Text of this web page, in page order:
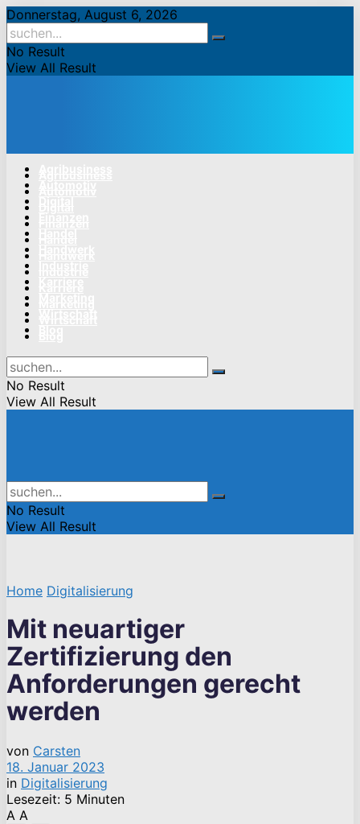
Donnerstag, August 6, 2026
No Result
View All Result
No Result
View All Result
No Result
View All Result
Home Digitalisierung
Mit neuartiger
Zertifizierung den
Anforderungen gerecht
werden
von Carsten
18. Januar 2023
in Digitalisierung
Lesezeit: 5 Minuten
A A